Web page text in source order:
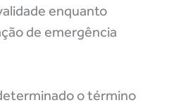
enquanto
de emergência
o término